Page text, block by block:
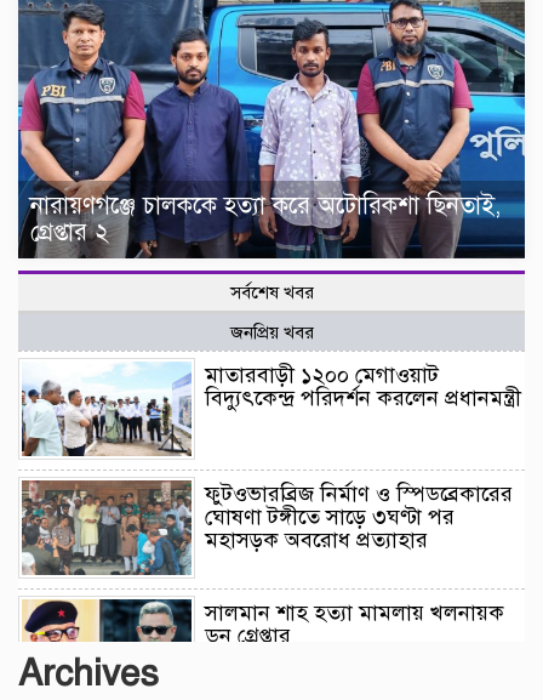
নারায়ণগঞ্জে চালককে হত্যা করে অটোরিকশা ছিনতাই,
গ্রেপ্তার ২
সর্বশেষ খবর
জনপ্রিয় খবর
মাতারবাড়ী ১২০০ মেগাওয়াট
বিদ্যুৎকেন্দ্র পরিদর্শন করলেন প্রধানমন্ত্রী
ফুটওভারব্রিজ নির্মাণ ও স্পিডব্রেকারের
ঘোষণা টঙ্গীতে সাড়ে ৩ঘণ্টা পর
মহাসড়ক অবরোধ প্রত্যাহার
সালমান শাহ হত্যা মামলায় খলনায়ক
ডন গ্রেপ্তার
Archives